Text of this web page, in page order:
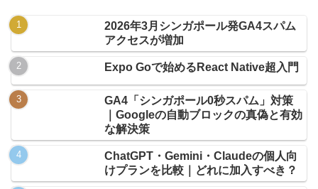
2026年3月シンガポール発GA4スパム
アクセスが増加
Expo Goで始めるReact Native超入門
GA4「シンガポール0秒スパム」対策
｜Googleの自動ブロックの真偽と有効
な解決策
ChatGPT・Gemini・Claudeの個人向
けプランを比較｜どれに加入すべき？